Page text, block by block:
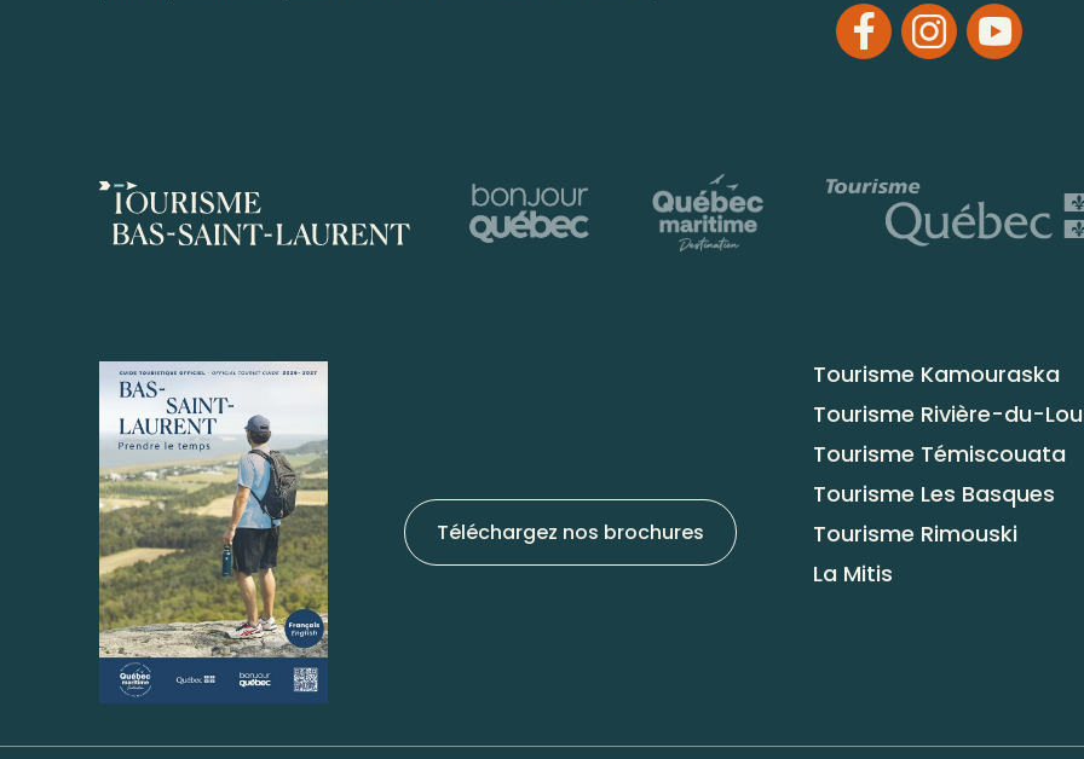
Téléchargez nos brochures
Tourisme Kamouraska
Tourisme Rivière-du-
Tourisme Témiscouata
Tourisme Les Basques
Tourisme Rimouski
La Mitis